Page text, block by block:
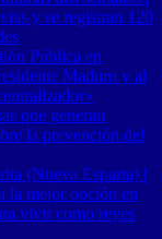
y se registran 120
Pública en
Maduro y al
que generan
la prevención del
(Nueva Esparta) |
la mejor opción en
vivir como reyes